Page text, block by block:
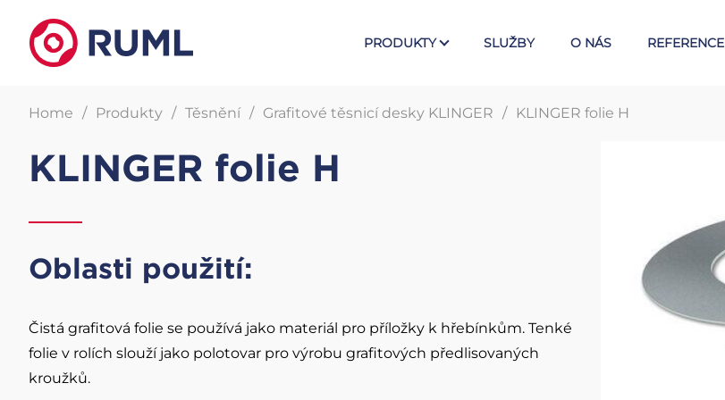
PRODUKTY
Klapky Posi-flate
Nožová šoupata CYL
Horkovodní divize
Těsnicí pásky W.L.GORE
Těsnicí desky W.L.GORE
SLUŽBY O NÁS REFERENCE
Home Produkty Těsnění Grafitové těsnicí desky KLINGER KLINGER folie H
KLINGER folie H
Oblasti použití:
Čistá grafitová folie se používá jako materiál pro příložky k hřebínkům. Tenké
folie v rolích slouží jako polotovar pro výrobu grafitových předlisovaných
kroužků.